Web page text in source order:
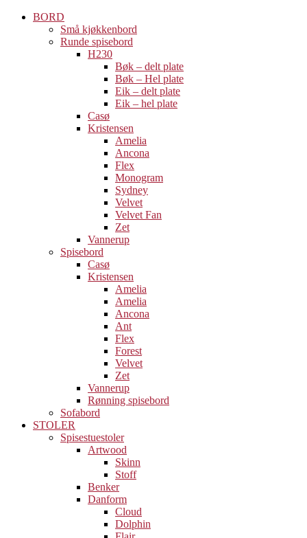
BORD
Små kjøkkenbord
Runde spisebord
H230
Bøk – delt plate
Bøk – Hel plate
Eik – delt plate
Eik – hel plate
Casø
Kristensen
Amelia
Ancona
Flex
Monogram
Sydney
Velvet
Velvet Fan
Zet
Vannerup
Spisebord
Casø
Kristensen
Amelia
Amelia
Ancona
Ant
Flex
Forest
Velvet
Zet
Vannerup
Rønning spisebord
Sofabord
STOLER
Spisestuestoler
Artwood
Skinn
Stoff
Benker
Danform
Cloud
Dolphin